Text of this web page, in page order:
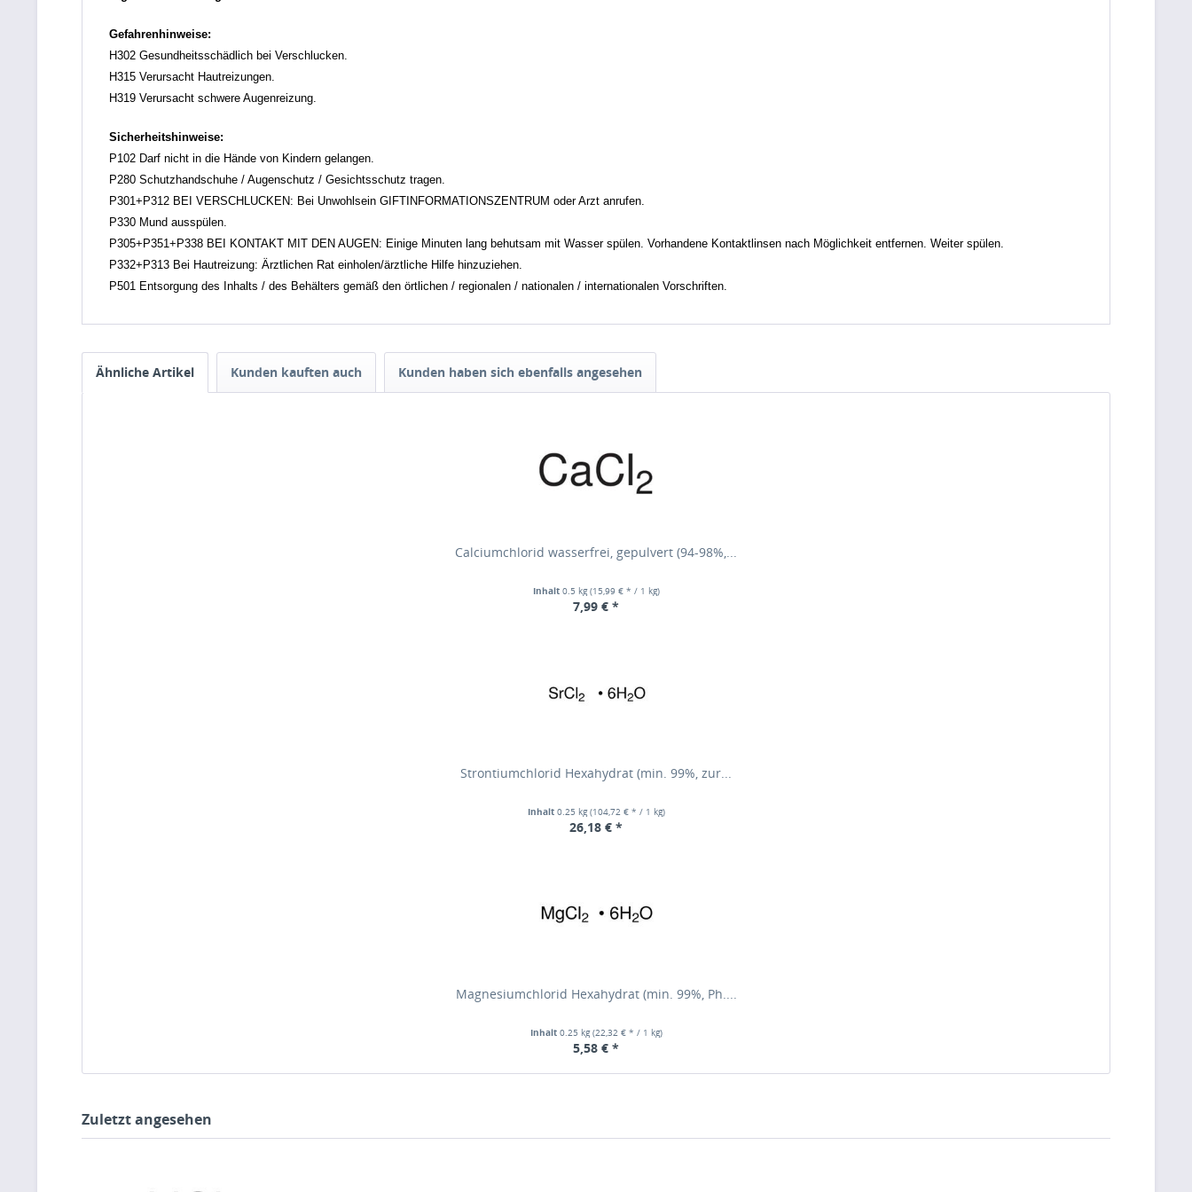
Gefahrenhinweise:
H302 Gesundheitsschädlich bei Verschlucken.
H315 Verursacht Hautreizungen.
H319 Verursacht schwere Augenreizung.
Sicherheitshinweise:
P102 Darf nicht in die Hände von Kindern gelangen.
P280 Schutzhandschuhe / Augenschutz / Gesichtsschutz tragen.
P301+P312 BEI VERSCHLUCKEN: Bei Unwohlsein GIFTINFORMATIONSZENTRUM oder Arzt anrufen.
P330 Mund ausspülen.
P305+P351+P338 BEI KONTAKT MIT DEN AUGEN: Einige Minuten lang behutsam mit Wasser spülen. Vorhandene Kontaktlinsen nach Möglichkeit entfernen. Weiter spülen.
P332+P313 Bei Hautreizung: Ärztlichen Rat einholen/ärztliche Hilfe hinzuziehen.
P501 Entsorgung des Inhalts / des Behälters gemäß den örtlichen / regionalen / nationalen / internationalen Vorschriften.
Ähnliche Artikel Kunden kauften auch Kunden haben sich ebenfalls angesehen
Calciumchlorid wasserfrei, gepulvert (94-98%,...
Inhalt 0.5 kg(15,99 € * / 1 kg)
7,99 € *
Strontiumchlorid Hexahydrat (min. 99%, zur...
Inhalt 0.25 kg(104,72 € * / 1 kg)
26,18 € *
Magnesiumchlorid Hexahydrat (min. 99%, Ph....
Inhalt 0.25 kg(22,32 € * / 1 kg)
5,58 € *
Zuletzt angesehen